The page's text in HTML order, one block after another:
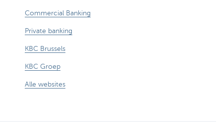
Commercial Banking
Private banking
KBC Brussels
KBC Groep
Alle websites